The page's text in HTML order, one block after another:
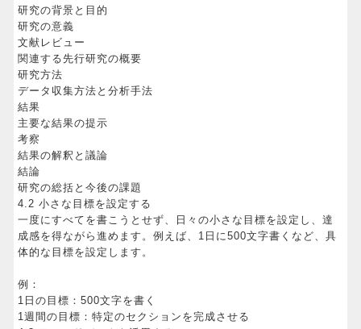
研究の背景と目的
研究の意義
文献レビュー
関連する先行研究の概要
研究方法
データ収集方法と分析手法
結果
主要な結果の提示
考察
結果の解釈と議論
結論
研究の総括と今後の課題
4.2 小さな目標を設定する
一度にすべてを書こうとせず、日々の小さな目標を設定し、達
成感を得ながら進めます。例えば、1日に500文字書くなど、具
体的な目標を設定します。
例：
1日の目標：500文字を書く
1週間の目標：特定のセクションを完成させる